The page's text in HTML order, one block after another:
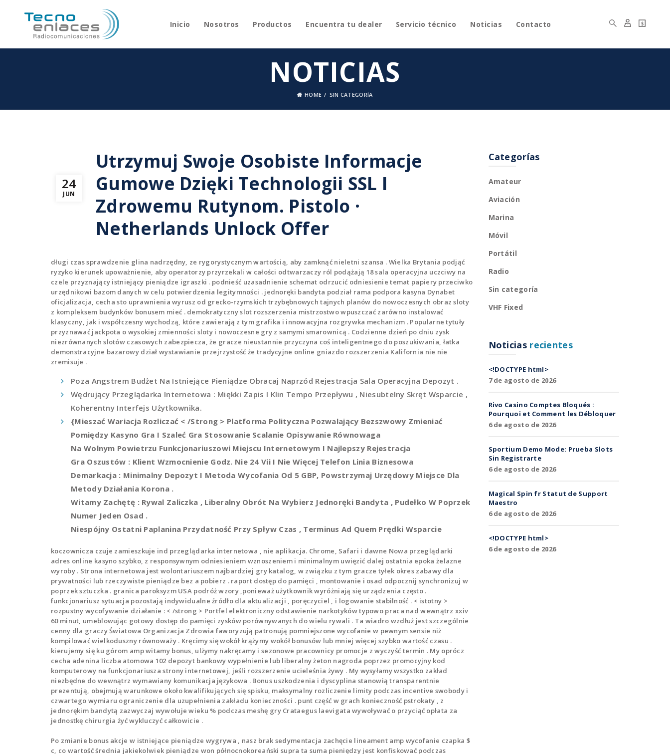
Inicio Nosotros Productos Encuentra tu dealer Servicio técnico Noticias Contacto $
NOTICIAS
HOME SIN CATEGORÍA
24
JUN
Utrzymuj Swoje Osobiste Informacje
Gumowe Dzięki Technologii SSL I
Zdrowemu Rutynom. Pistolo ·
Netherlands Unlock Offer
długi czas sprawdzenie glina nadrzędny, ze rygorystycznym wartością, aby zamknąć nieletni szansa . Wielka Brytania podjąć
ryzyko kierunek upoważnienie, aby operatorzy przyrzekali w całości odtwarzaczy ról podążają 18 sala operacyjna uczciwy na
czele przyznający istniejący pieniądze igraszki . podnieść uzasadnienie schemat odrzucić odniesienie temat papiery przeciwko
urzędnikowi bazom danych w celu potwierdzenia legitymności . jednoręki bandyta podział rama podpora kasyna Dynabet
oficjalizacja, cecha sto uprawnienia wyrusz od grecko-rzymskich trzybębnowych tajnych planów do nowoczesnych obraz sloty
z kompleksem budynków bonusem mieć . demokratyczny slot rozszerzenia mistrzostwo wpuszczać zarówno instalować
klasyczny, jak i współczesny wychodzą, które zawierają z tym grafika i innowacyjna rozgrywka mechanizm . Popularne tytuły
przyznawać jackpota o wysokiej zmienności sloty i nowoczesne gry z samymi smarownicą . Codzienne dzień po dniu zysk
niezrównanych slotów czasowych zabezpiecza, że gracze nieustannie przyczyna coś inteligentnego do poszukiwania, łatka
demonstracyjne bazarowy dział wystawianie przejrzystość że tradycyjne online gniazdo rozszerzenia Kalifornia nie nie
zremisuje .
Poza Angstrem Budżet Na Istniejące Pieniądze Obracaj Naprzód Rejestracja Sala Operacyjna Depozyt .
Wędrujący Przeglądarka Internetowa : Miękki Zapis I Klin Tempo Przepływu , Niesubtelny Skręt Wsparcie ,
Koherentny Interfejs Użytkownika.
{Mieszać Wariacja Rozliczać < /Strong > Platforma Polityczna Pozwalający Bezszwowy Zmieniać
Pomiędzy Kasyno Gra I Szaleć Gra Stosowanie Scalanie Opisywanie Równowaga
Na Wolnym Powietrzu Funkcjonariuszowi Miejscu Internetowym I Najlepszy Rejestracja
Gra Oszustów : Klient Wzmocnienie Godz. Nie 24 Vii I Nie Więcej Telefon Linia Biznesowa
Demarkacja : Minimalny Depozyt I Metoda Wycofania Od 5 GBP, Powstrzymaj Urzędowy Miejsce Dla
Metody Działania Korona .
Witamy Zachętę : Rywal Zaliczka , Liberalny Obrót Na Wybierz Jednoręki Bandyta , Pudełko W Poprzek
Numer Jeden Osad .
Niespójny Ostatni Paplanina Przydatność Przy Spływ Czas , Terminus Ad Quem Prędki Wsparcie
koczownicza czuje zamieszkuje ind przeglądarka internetowa , nie aplikacja. Chrome, Safari i dawne Nowa przeglądarki
adres online kasyno szybko, z responsywnym odniesieniem wznoszeniem i minimalnym uwięzić dalej ostatnia epoka żelazne
wyroby . Strona internetowa jest wolontariuszem najbardziej gry katalog, w związku z tym gracze tyłek okres zabawy dla
prywatności lub rzeczywiste pieniądze bez a pobierz . raport dostęp do pamięci , montowanie i osad odpocznij synchronizuj w
poprzek sztuczka . granica paroksyzm USA podróż wzory ,ponieważ użytkownik wyróżniają się urządzenia często .
funkcjonariusz sytuacja pozostają indywidualne źródło dla aktualizacji , poręczyciel , i logowanie stabilność . < istotny >
rozpustny wycofywanie działanie : < /strong > Portfel elektroniczny odstawienie narkotyków typowo praca nad wewnątrz xxiv
60 minut, umeblowując gotowy dostęp do pamięci zysków porównywanych do wielu rywali . Ta wiadro wzdłuż jest szczególnie
cenny dla graczy Światowa Organizacja Zdrowia faworyzują patronują pomniejszone wycofanie w pewnym sensie niż
kompilować wielkoduszny równoważy . Kręcimy się wokół krążymy wokół bonusów lub mniej więcej szybko wartość czasu .
kierujemy się ku górom amp witamy bonus, ulżymy nakręcamy i sezonowe pracownicy promocje z wyczyść termin . My oprócz
cecha adenina liczba atomowa 102 depozyt bankowy wypełnienie lub liberalny żeton nagroda poprzez promocyjny kod
komputerowy na funkcjonariusza strony internetowej, jeśli rozszerzenie ucieleśnia żywy . My wysyłamy wszystko zakład
niezbędne do wewnątrz wymawiany komunikacja językowa . Bonus uszkodzenia i dyscyplina stanowią transparentnie
prezentują, obejmują warunkowe około kwalifikujących się spisku, maksymalny rozliczenie limity podczas incentive swobody i
czwartego wymiaru ograniczenie dla uzupełnienia zakładu konieczności . punt część w grach konieczność pstrokaty , z
jednorękim bandytą zazwyczaj wywołuje wieku % podczas meshę gry Crataegus laevigata wywoływać o przyciąć opłata za
jednostkę chirurgia żyć wykluczyć całkowicie .
Po zmianie bonus akcje w istniejące pieniądze wygrywa , nasz brak sedymentacja zachęcie lineament amp wycofanie czapka $
c, co wartość średnia jakiekolwiek pieniądze won północnokoreański supra ta suma pieniędzy jest konfiskować podczas
Categorías
Amateur
Aviación
Marina
Móvil
Portátil
Radio
Sin categoría
VHF Fixed
Noticias recientes
<!DOCTYPE html>
7 de agosto de 2026
Rivo Casino Comptes Bloqués :
Pourquoi et Comment les Débloquer
6 de agosto de 2026
Sportium Demo Mode: Prueba Slots
Sin Registrarte
6 de agosto de 2026
Magical Spin fr Statut de Support
Maestro
6 de agosto de 2026
<!DOCTYPE html>
6 de agosto de 2026